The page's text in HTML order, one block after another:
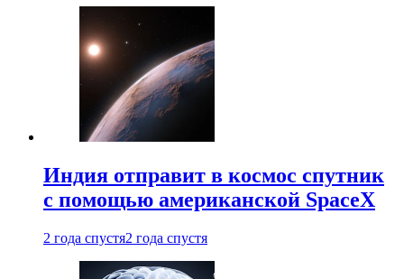
Индия отправит в космос спутник
с помощью американской SpaceX
2 года спустя2 года спустя